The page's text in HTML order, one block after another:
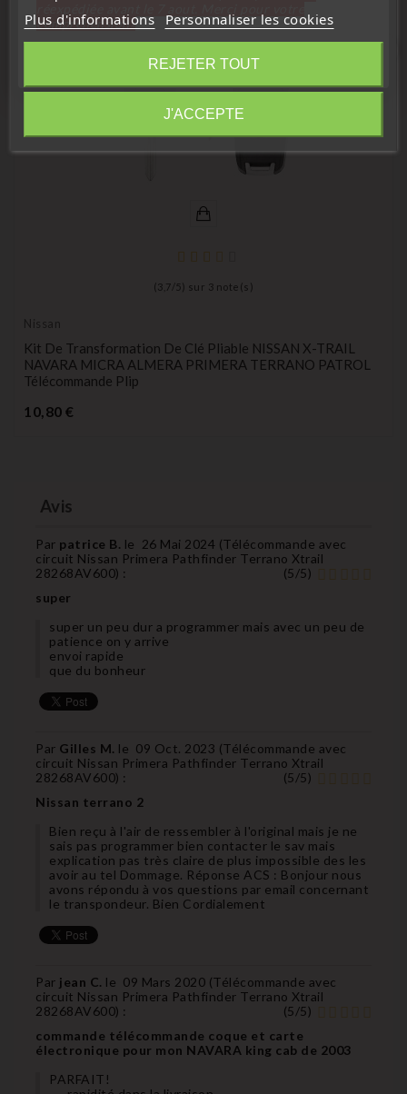
( 3,7 / 5) sur 3 note(s)
Nissan
Kit De Transformation De Clé Pliable NISSAN X-TRAIL
NAVARA MICRA ALMERA PRIMERA TERRANO PATROL
Télécommande Plip
10,80 €
Avis
Par patrice B. le 26 Mai 2024 (Télécommande avec
circuit Nissan Primera Pathfinder Terrano Xtrail
28268AV600) : (5/5)
super
super un peu dur a programmer mais avec un peu de
patience on y arrive
envoi rapide
que du bonheur
Par Gilles M. le 09 Oct. 2023 (Télécommande avec
circuit Nissan Primera Pathfinder Terrano Xtrail
28268AV600) : (5/5)
Nissan terrano 2
Bien reçu à l'air de ressembler à l'original mais je ne
sais pas programmer bien contacter le sav mais
explication pas très claire de plus impossible des les
avoir au tel Dommage. Réponse ACS : Bonjour nous
avons répondu à vos questions par email concernant
le transpondeur. Bien Cordialement
Par jean C. le 09 Mars 2020 (Télécommande avec
circuit Nissan Primera Pathfinder Terrano Xtrail
28268AV600) : (5/5)
commande télécommande coque et carte
électronique pour mon NAVARA king cab de 2003
PARFAIT!
Plus d'informations Personnaliser les cookies
REJETER TOUT
J'ACCEPTE
compréhension»
Fermer
Information